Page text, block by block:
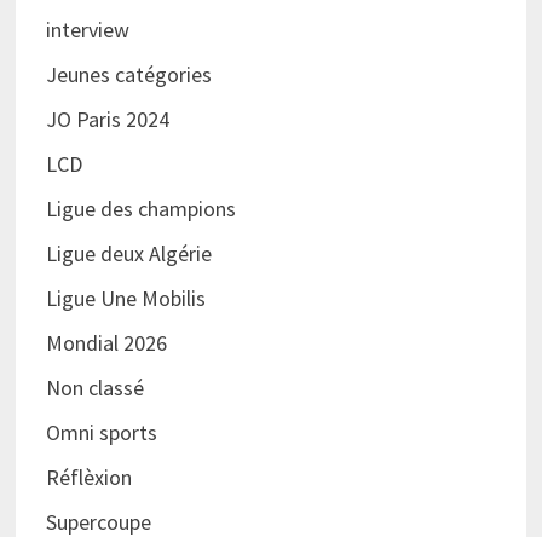
interview
Jeunes catégories
JO Paris 2024
LCD
Ligue des champions
Ligue deux Algérie
Ligue Une Mobilis
Mondial 2026
Non classé
Omni sports
Réflèxion
Supercoupe